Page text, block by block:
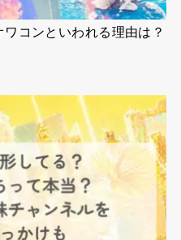
コンといわれる理由は？